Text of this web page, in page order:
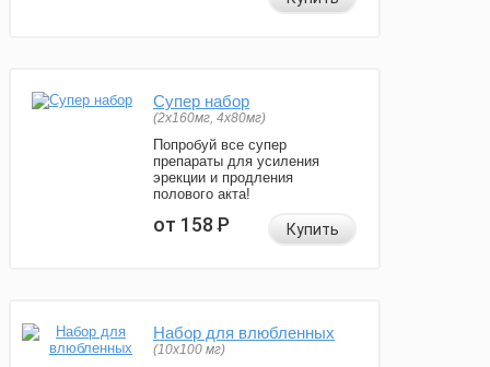
Супер набор
(2х160мг, 4х80мг)
Попробуй все супер
препараты для усиления
эрекции и продления
полового акта!
от 158Р Купить
Набор для влюбленных
(10х100 мг)